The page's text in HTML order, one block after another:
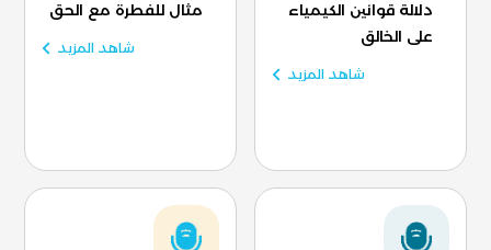
دلالة قوانين الكيمياء
على الخالق
شاهد المزيد
مثال للفطرة مع الحق
شاهد المزيد